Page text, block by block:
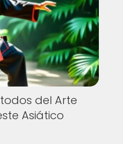
del Arte
Asiático